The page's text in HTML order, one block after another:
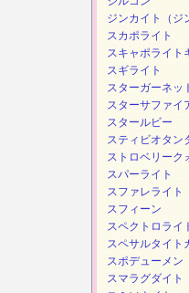
ジンカイト（ジ
スカポライト
スキャポライト
スギライト
スターガーネッ
スターサファイ
スタールビー
スティビオタン
ストロベリーク
スパーライト
スファレライト
スフィーン
スペクトロライ
スペサルタイト
スポデューメン
スマラグダイト